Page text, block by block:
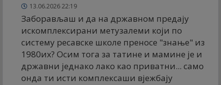
13.06.2026 22:19
Заборављаш и да на државном предају
искомплексирани метузалеми који по
систему ресавске школе преносе "знање" из
1980их? Осим тога за татине и мамине је и
државни једнако лако као приватни... само
онда ти исти комплексаши вјежбају